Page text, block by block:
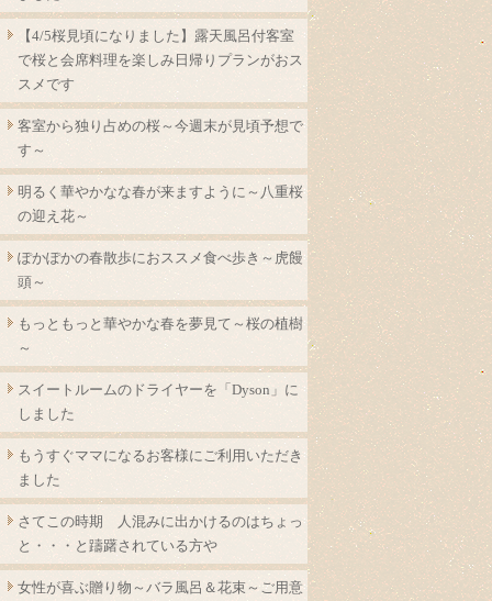
【4/5桜見頃になりました】露天風呂付客室
で桜と会席料理を楽しみ日帰りプランがおス
スメです
客室から独り占めの桜～今週末が見頃予想で
す～
明るく華やかなな春が来ますように～八重桜
の迎え花～
ぽかぽかの春散歩におススメ食べ歩き～虎饅
頭～
もっともっと華やかな春を夢見て～桜の植樹
～
スイートルームのドライヤーを「Dyson」に
しました
もうすぐママになるお客様にご利用いただき
ました
さてこの時期 人混みに出かけるのはちょっ
と・・・と躊躇されている方や
女性が喜ぶ贈り物～バラ風呂＆花束～ご用意